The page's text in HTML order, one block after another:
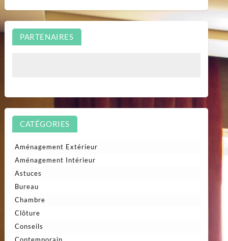
PARTENAIRES
CATÉGORIES
Aménagement Extérieur
Aménagement Intérieur
Astuces
Bureau
Chambre
Clôture
Conseils